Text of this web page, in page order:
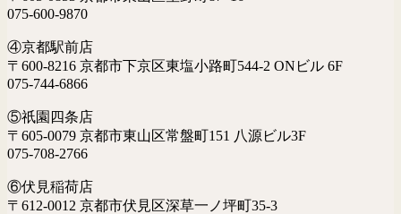
075-600-9870
④京都駅前店
〒600-8216 京都市下京区東塩小路町544-2 ONビル 6F
075-744-6866
⑤祇園四条店
〒605-0079 京都市東山区常盤町151 八源ビル3F
075-708-2766
⑥伏見稲荷店
〒612-0012 京都市伏見区深草一ノ坪町35-3